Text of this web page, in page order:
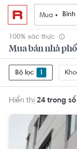
Mua •
100% xác thực
Mua bán nhà
Bộ lọc 1
Hiển thị 24 trong